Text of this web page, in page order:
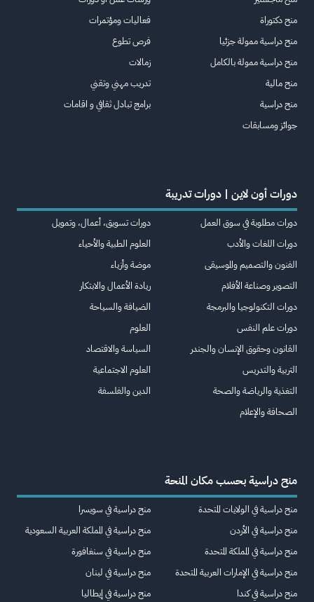
منح دكتوراة
منح دراسية ممولة جزئيا
منح دراسية ممولة بالكامل
منح مالية
منح دراسية
جوائز ومسابقات
فعاليات ومؤتمرات
فرص تطوع
زمالات
تدريب مهني وتقني
برامج تبادل ثقافي و اقامات
دورات أون لاين | دورات تدريبة
دورات مطلوبة في سوق العمل
دورات اللغات والأدب
الفنون والتصميم والموسيقى
التصوير وصناعة الأفلام
دورات التكنولوجيا والبرمجة
دورات علم النفس
القانون وحقوق الإنسان والجندر
التربية والتدريس
التغذية والرياضة والصحة
الصحافة والإعلام
دورات تسويق، أعمال، وتمويل
العلوم الطبية والأحياء
موضة وأزياء
ريادة الأعمال والابتكار
الضيافة والسياحة
العلوم
السياسة والاقتصاد
العلوم الاجتماعية
الدين والفلسفة
منح دراسية بحسب مكان المنحة
منح دراسية في الولايات المتحدة
منح دراسية في الأردن
منح دراسية في المملكة المتحدة
منح دراسية في الإمارات العربية المتحدة
منح دراسية في كندا
منح دراسية في سويسرا
منح دراسية في المملكة العربية السعودية
منح دراسية في سنغافورة
منح دراسية في لبنان
منح دراسية في إيطاليا